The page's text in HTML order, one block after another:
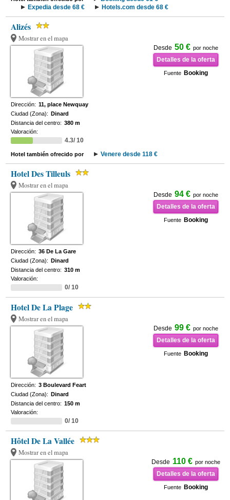
Expedia desde 68 €
Hotels.com desde 68 €
Alizés
Mostrar en el mapa
Desde 50 € por noche
Detalles de la oferta
Fuente Booking
Dirección: 11, place Newquay
Ciudad (Zona): Dinard
Distancia del centro: 380 m
Valoración:
4.3/ 10
Hotel también ofrecido por Venere desde 118 €
Hotel Des Tilleuls
Mostrar en el mapa
Desde 94 € por noche
Detalles de la oferta
Fuente Booking
Dirección: 36 De La Gare
Ciudad (Zona): Dinard
Distancia del centro: 310 m
Valoración:
0/ 10
Hotel De La Plage
Mostrar en el mapa
Desde 99 € por noche
Detalles de la oferta
Fuente Booking
Dirección: 3 Boulevard Feart
Ciudad (Zona): Dinard
Distancia del centro: 150 m
Valoración:
0/ 10
Hôtel De La Vallée
Mostrar en el mapa
Desde 110 € por noche
Detalles de la oferta
Fuente Booking